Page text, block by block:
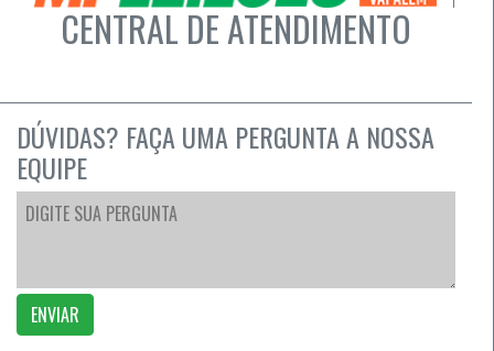
CENTRAL DE ATENDIMENTO
DÚVIDAS? FAÇA UMA PERGUNTA A NOSSA
EQUIPE
ENVIAR